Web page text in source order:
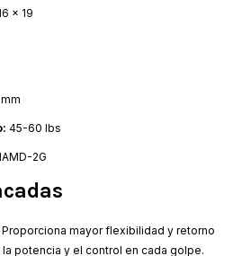
x 19
45-60 lbs
2G
Proporciona mayor flexibilidad y retorno
potencia y el control en cada golpe.